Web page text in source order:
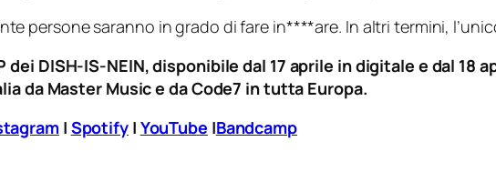
persone saranno in grado di fare in****are. In altri termini,
dei DISH-IS-NEIN, disponibile dal 17 aprile in digitale e dal 18
da Master Music e da Code7 in tutta Europa.
| Spotify| YouTube |Bandcamp